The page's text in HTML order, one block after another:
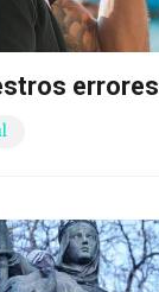
errores